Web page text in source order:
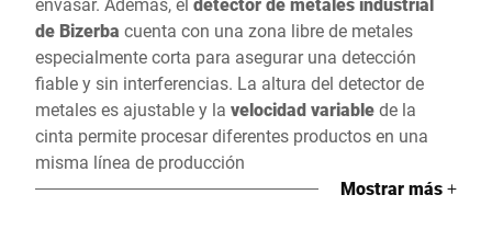
de Bizerba cuenta con una zona libre de metales
especialmente corta para asegurar una detección
fiable y sin interferencias. La altura del detector de
metales es ajustable y la velocidad variablede la
cinta permite procesar diferentes productos en una
misma línea de producción
Mostrar más+